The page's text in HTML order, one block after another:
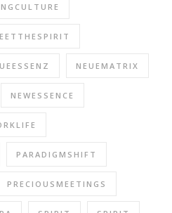
NEUEMATRIX
NEWESSENCE
PARADIGMSHIFT
PRECIOUSMEETINGS